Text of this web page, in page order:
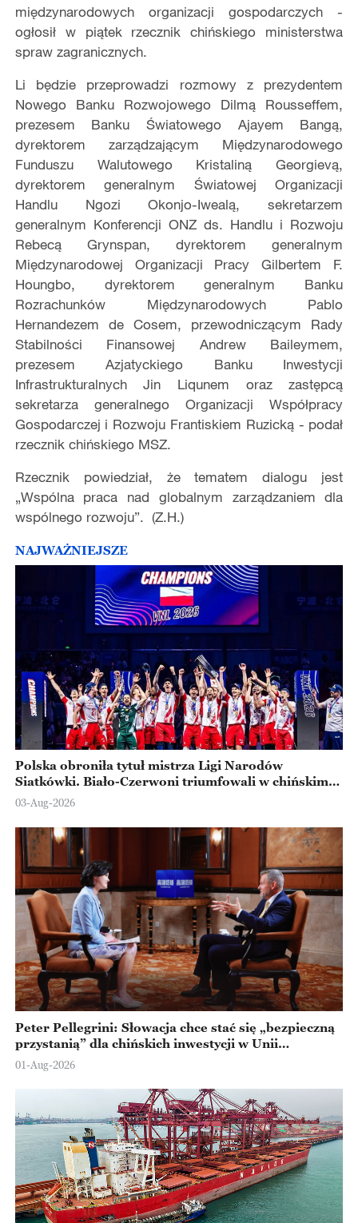
międzynarodowych organizacji gospodarczych -
ogłosił w piątek rzecznik chińskiego ministerstwa
spraw zagranicznych.
Li będzie przeprowadzi rozmowy z prezydentem
Nowego Banku Rozwojowego Dilmą Rousseffem,
prezesem Banku Światowego Ajayem Bangą,
dyrektorem zarządzającym Międzynarodowego
Funduszu Walutowego Kristaliną Georgievą,
dyrektorem generalnym Światowej Organizacji
Handlu Ngozi Okonjo-Iwealą, sekretarzem
generalnym Konferencji ONZ ds. Handlu i Rozwoju
Rebecą Grynspan, dyrektorem generalnym
Międzynarodowej Organizacji Pracy Gilbertem F.
Houngbo, dyrektorem generalnym Banku
Rozrachunków Międzynarodowych Pablo
Hernandezem de Cosem, przewodniczącym Rady
Stabilności Finansowej Andrew Baileymem,
prezesem Azjatyckiego Banku Inwestycji
Infrastrukturalnych Jin Liqunem oraz zastępcą
sekretarza generalnego Organizacji Współpracy
Gospodarczej i Rozwoju Frantiskiem Ruzicką - podał
rzecznik chińskiego MSZ.
Rzecznik powiedział, że tematem dialogu jest
„Wspólna praca nad globalnym zarządzaniem dla
wspólnego rozwoju”. (Z.H.)
NAJWAŻNIEJSZE
Polska obroniła tytuł mistrza Ligi Narodów
Siatkówki. Biało-Czerwoni triumfowali w chińskim
Ningbo
03-Aug-2026
Peter Pellegrini: Słowacja chce stać się „bezpieczną
przystanią” dla chińskich inwestycji w Unii
Europejskiej
01-Aug-2026